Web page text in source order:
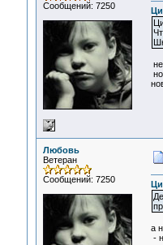
Сообщений: 7250
Любовь
Ветеран
Сообщений: 7250
а
-